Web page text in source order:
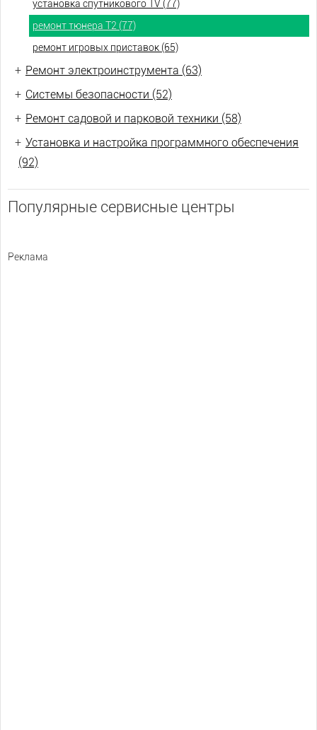
установка спутникового TV (77)
ремонт тюнера Т2 (77)
ремонт игровых приставок (65)
+ Ремонт электроинструмента (63)
+ Системы безопасности (52)
+ Ремонт садовой и парковой техники (58)
+ Установка и настройка программного обеспечения
(92)
Популярные сервисные центры
Реклама